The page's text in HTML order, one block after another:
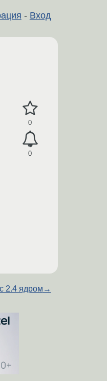
- Вход
0
0
2.4 ядром →